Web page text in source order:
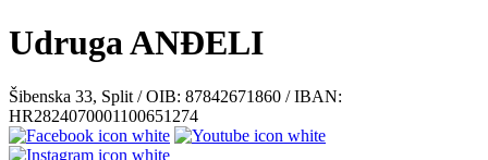
Udruga ANĐELI
Šibenska 33, Split / OIB: 87842671860 / IBAN:
HR2824070001100651274